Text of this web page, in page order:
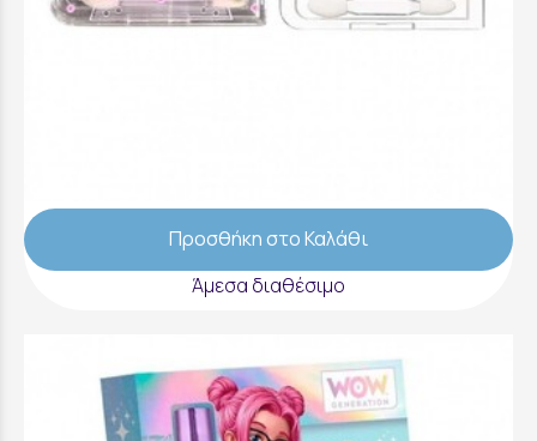
Προσθήκη στο Καλάθι
Άμεσα διαθέσιμο